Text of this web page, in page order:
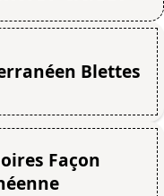
Blettes
Façon